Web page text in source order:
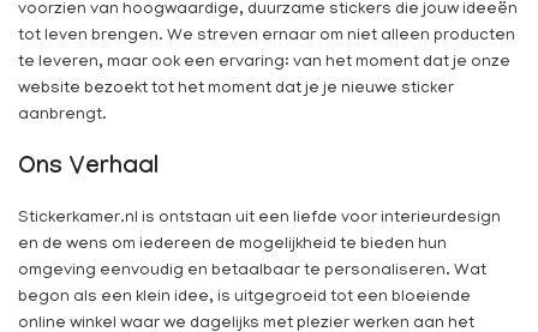
voorzien van hoogwaardige, duurzame stickers die jouw ideeën
tot leven brengen. We streven ernaar om niet alleen producten
te leveren, maar ook een ervaring: van het moment dat je onze
website bezoekt tot het moment dat je je nieuwe sticker
aanbrengt.
Ons Verhaal
Stickerkamer.nl is ontstaan uit een liefde voor interieurdesign
en de wens om iedereen de mogelijkheid te bieden hun
omgeving eenvoudig en betaalbaar te personaliseren. Wat
begon als een klein idee, is uitgegroeid tot een bloeiende
online winkel waar we dagelijks met plezier werken aan het